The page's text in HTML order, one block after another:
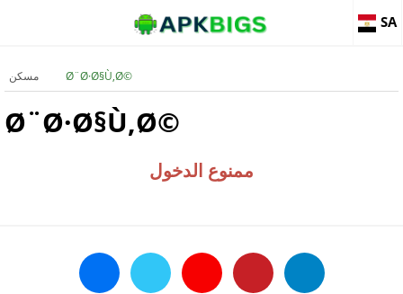
SA
مسكن Ø¨Ø·Ø§Ù‚Ø©
Ø¨Ø·Ø§Ù‚Ø©
ممنوع الدخول